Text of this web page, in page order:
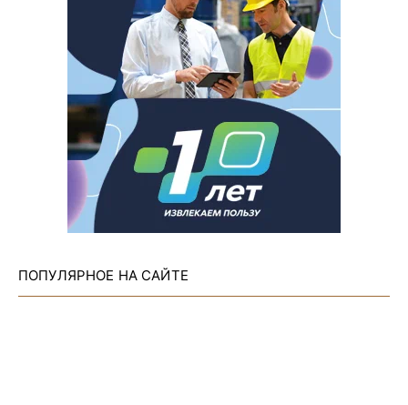
ПОПУЛЯРНОЕ НА САЙТЕ